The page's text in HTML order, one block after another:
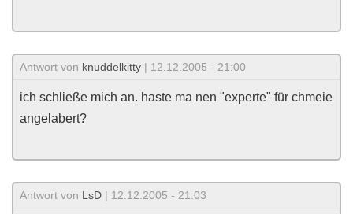
Antwort von knuddelkitty | 12.12.2005 - 21:00
ich schließe mich an. haste ma nen "experte" für chmeie
angelabert?
Antwort von LsD | 12.12.2005 - 21:03